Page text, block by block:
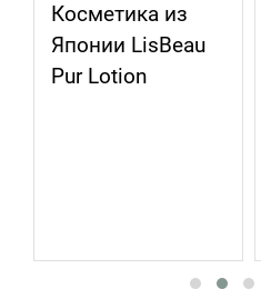
Косметика из
Японии LisBeau
Pur Lotion